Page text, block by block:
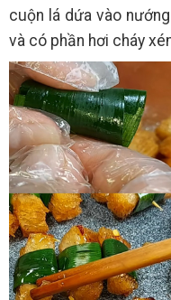
cuộn lá dứa vào
và có phần hơi cháy